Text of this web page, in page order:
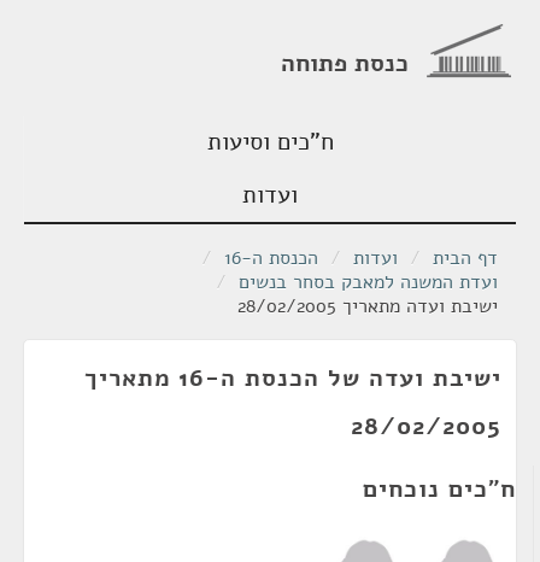
כנסת פתוחה
ח"כים וסיעות
ועדות
דף הבית / ועדות / הכנסת ה-16
/
ועדת המשנה למאבק בסחר בנשים /
ישיבת ועדה מתאריך 28/02/2005
ישיבת ועדה של הכנסת ה-16 מתאריך
28/02/2005
ח"כים נוכחים